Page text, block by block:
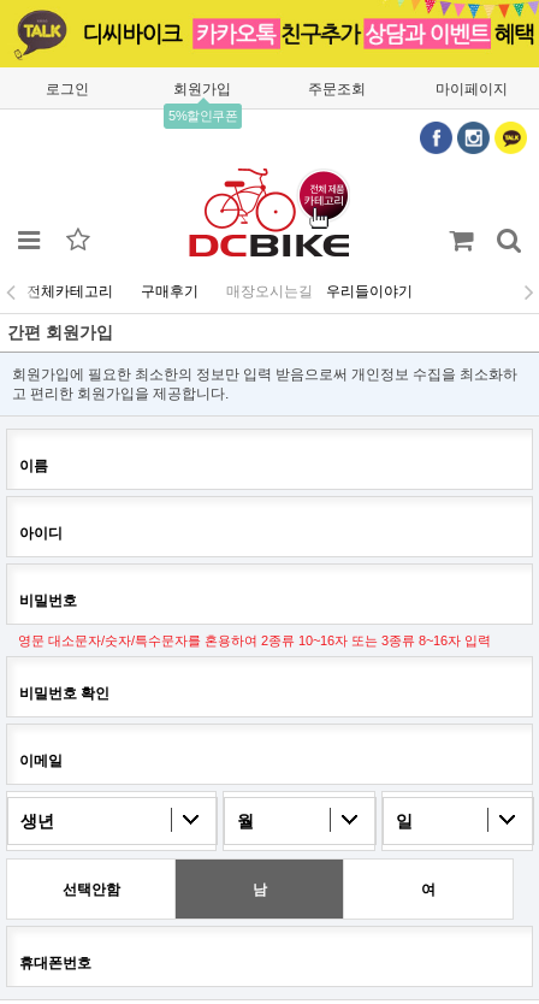
로그인 회원가입
5%할인쿠폰
주문조회 마이페이지
전체카테고리 구매후기 매장오시는길 우리들이야기
간편 회원가입
회원가입에 필요한 최소한의 정보만 입력 받음으로써 개인정보 수집을 최소화하
고 편리한 회원가입을 제공합니다.
이름
아이디
비밀번호
영문 대소문자/숫자/특수문자를 혼용하여 2종류 10~16자 또는 3종류 8~16자 입력
비밀번호 확인
이메일
생년 월 일
선택안함 남 여
휴대폰번호